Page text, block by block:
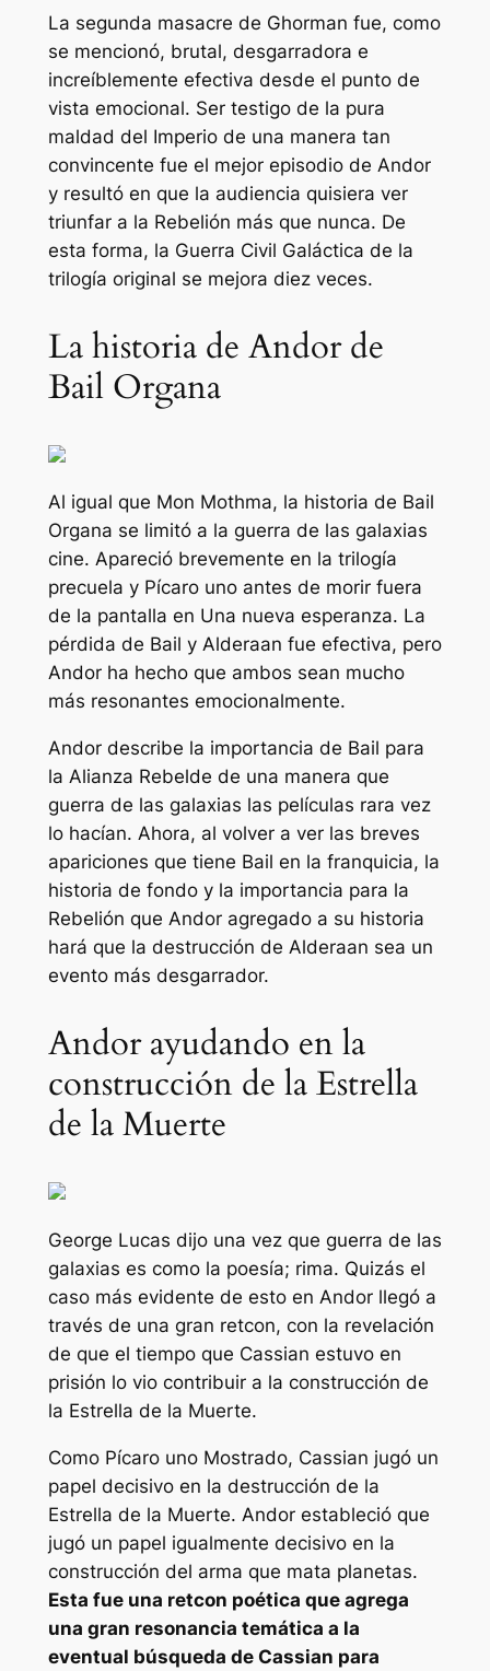
La segunda masacre de Ghorman fue, como
se mencionó, brutal, desgarradora e
increíblemente efectiva desde el punto de
vista emocional. Ser testigo de la pura
maldad del Imperio de una manera tan
convincente fue el mejor episodio de Andor
y resultó en que la audiencia quisiera ver
triunfar a la Rebelión más que nunca. De
esta forma, la Guerra Civil Galáctica de la
trilogía original se mejora diez veces.
La historia de Andor de
Bail Organa
Al igual que Mon Mothma, la historia de Bail
Organa se limitó a la guerra de las galaxias
cine. Apareció brevemente en la trilogía
precuela y Pícaro unoantes de morir fuera
de la pantalla en Una nueva esperanza. La
pérdida de Bail y Alderaan fue efectiva, pero
Andorha hecho que ambos sean mucho
más resonantes emocionalmente.
Andordescribe la importancia de Bail para
la Alianza Rebelde de una manera que
guerra de las galaxias las películas rara vez
lo hacían. Ahora, al volver a ver las breves
apariciones que tiene Bail en la franquicia, la
historia de fondo y la importancia para la
Rebelión que Andoragregado a su historia
hará que la destrucción de Alderaan sea un
evento más desgarrador.
Andor ayudando en la
construcción de la Estrella
de la Muerte
George Lucas dijo una vez que guerra de las
galaxias es como la poesía; rima. Quizás el
caso más evidente de esto en Andorllegó a
través de una gran retcon, con la revelación
de que el tiempo que Cassian estuvo en
prisión lo vio contribuir a la construcción de
la Estrella de la Muerte.
Como Pícaro unoMostrado, Cassian jugó un
papel decisivo en la destrucción de la
Estrella de la Muerte. Andor estableció que
jugó un papel igualmente decisivo en la
construcción del arma que mata planetas.
Esta fue una retcon poética que agrega
una gran resonancia temática a la
eventual búsqueda de Cassian para